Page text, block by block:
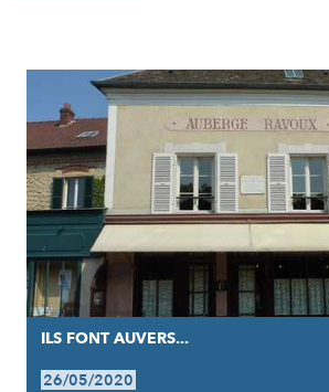
RÉSULTATS
ILS FONT AUVERS...
26/05/2020